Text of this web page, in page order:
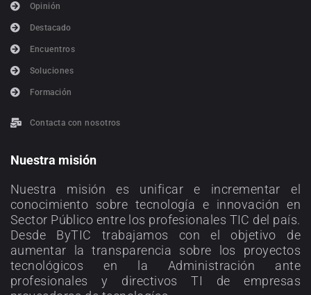
Opinión
Destacado
Encuentros
Soluciones
Formación
Contacta con nosotros
Nuestra misión
Nuestra misión es unificar e incrementar el
conocimiento sobre tecnología e innovación en
Sector Público entre los profesionales TIC del país.
Desde ByTIC trabajamos con el objetivo de
aumentar la transparencia sobre los proyectos
tecnológicos en la Administración ante
profesionales y directivos TI de empresas